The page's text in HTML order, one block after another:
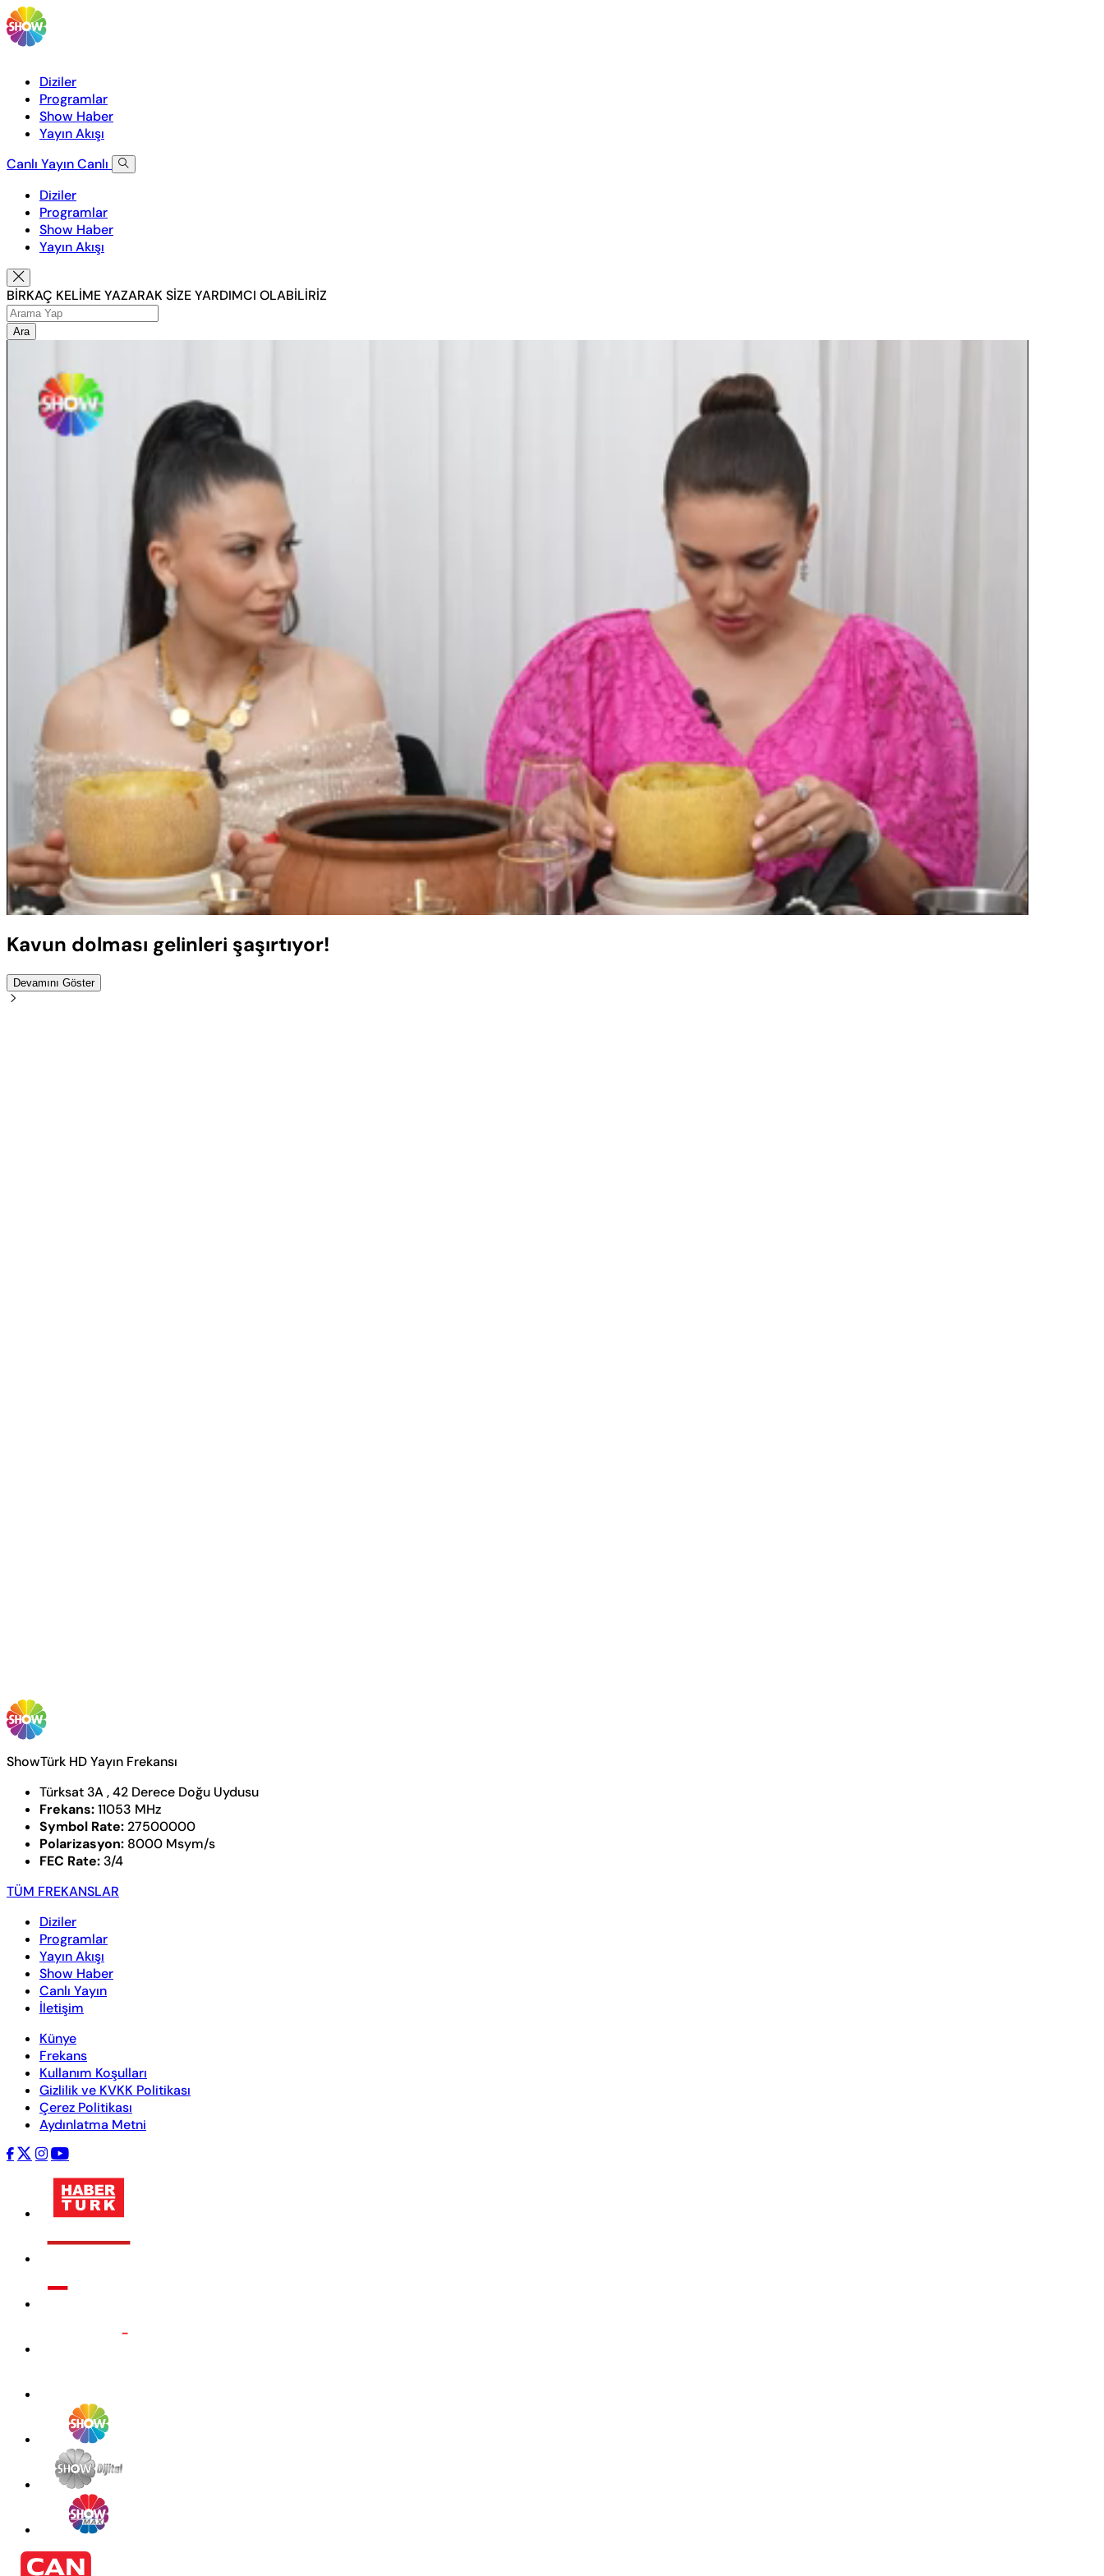
Diziler
Programlar
Show Haber
Yayın Akışı
Canlı YayınCanlı
Diziler
Programlar
Show Haber
Yayın Akışı
BİRKAÇ KELİME YAZARAK SİZE YARDIMCI OLABİLİRİZ
Ara
Sesi
Aç
Yüklendi
100.00%
Hızı
Kavun dolması gelinleri şaşırtıyor!
Devamını Göster
ShowTürk HD Yayın Frekansı
Türksat 3A , 42 Derece Doğu Uydusu
Frekans:11053 MHz
Symbol Rate: 27500000
Polarizasyon: 8000 Msym/s
FEC Rate: 3/4
TÜM FREKANSLAR
Diziler
Programlar
Yayın Akışı
Show Haber
Canlı Yayın
İletişim
Künye
Frekans
Kullanım Koşulları
Gizlilik ve KVKK Politikası
Çerez Politikası
Aydınlatma Metni